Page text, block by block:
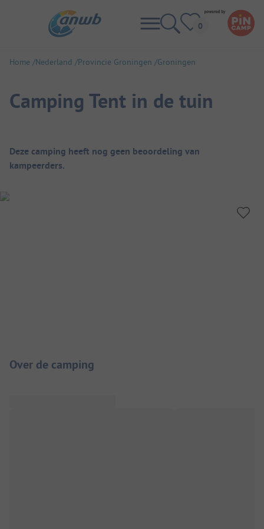
Home Nederland Provincie Groningen Groningen
Camping Tent in de tuin
Camping overzicht
Deze camping heeft nog geen beoordeling van
kampeerders.
Over de camping